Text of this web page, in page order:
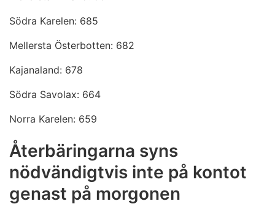
Södra Karelen: 685
Mellersta Österbotten: 682
Kajanaland: 678
Södra Savolax: 664
Norra Karelen: 659
Återbäringarna syns
nödvändigtvis inte på kontot
genast på morgonen